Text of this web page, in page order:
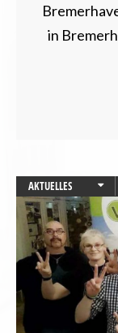
in
AKTUELLES
BRANDENBURG
BREMEN
HAMBURG
LANDESVERBÄNDE
SAARLAND